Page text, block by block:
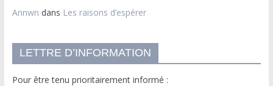
Annwn dans Les raisons d’espérer
LETTRE D’INFORMATION
Pour être tenu prioritairement informé :